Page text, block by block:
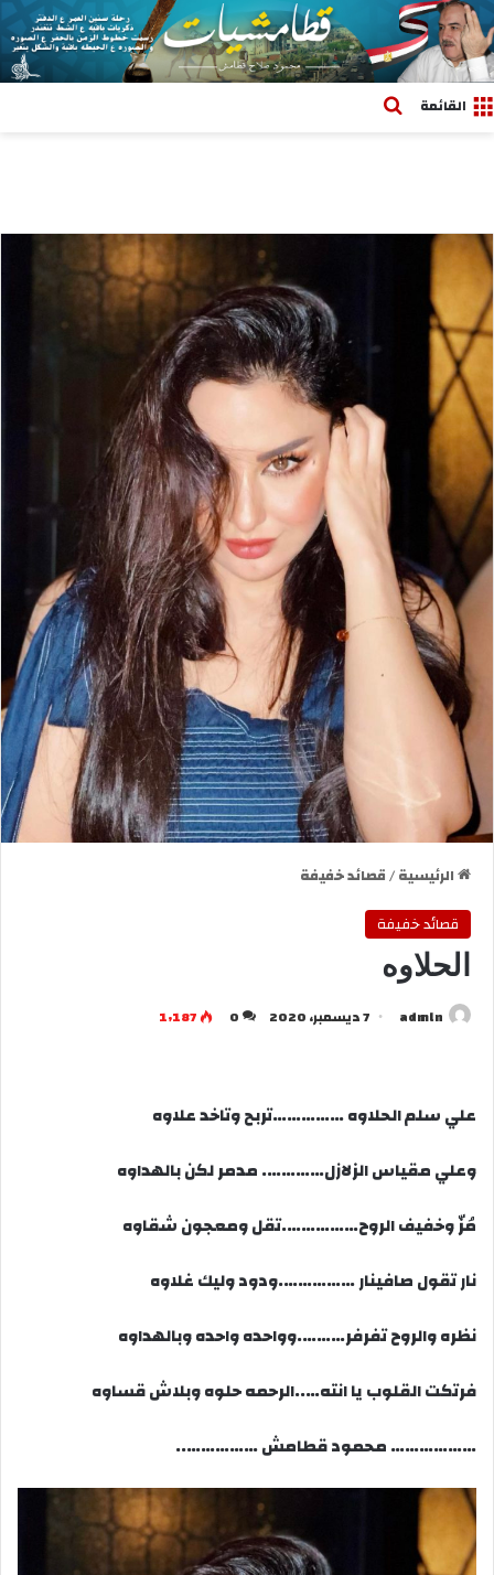
القائمة
الرئيسية/قصائد خفيفة
قصائد خفيفة
الحلاوه
admln 7 ديسمبر، 2020 0 1٬187
علي سلم الحلاوه ……………تربح وتاخد علاوه
وعلي مقياس الزلازل…………. مدمر لكن بالهداوه
مُزّ وخفيف الروح…………….تقل ومعجون شقاوه
نار تقول صافينار …………….ودود وليك غلاوه
نظره والروح تفرفر……….وواحده واحده وبالهداوه
فرتكت القلوب يا انته…..الرحمه حلوه وبلاش قساوه
……………… محمود قطامش ……………..